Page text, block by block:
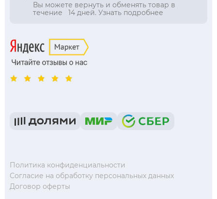
Вы можете вернуть и обменять товар в
течение 14 дней. Узнать подробнее
Политика конфиденциальности
Согласие на обработку персональных данных
Договор оферты